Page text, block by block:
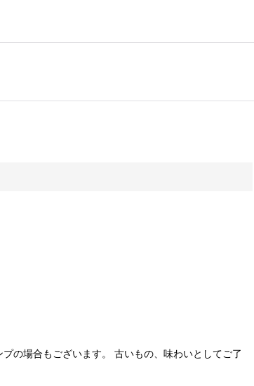
の場合もございます。 古いもの、味わいとしてご了